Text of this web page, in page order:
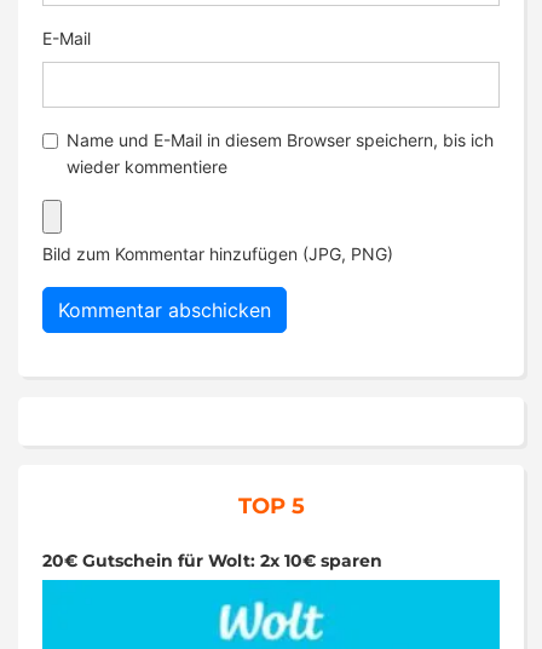
E-Mail
Name und E-Mail in diesem Browser speichern, bis ich
wieder kommentiere
Bild zum Kommentar hinzufügen (JPG, PNG)
TOP 5
20€ Gutschein für Wolt: 2x 10€ sparen